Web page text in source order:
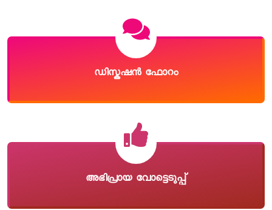
ഡിസ്കഷൻ ഫോറം
അഭിപ്രായ വോട്ടെടുപ്പ്